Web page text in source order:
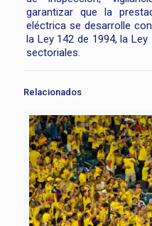
garantizar que la
eléctrica se desarrolle
la Ley 142 de 1994, la
sectoriales.
Relacionados